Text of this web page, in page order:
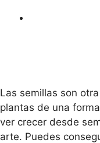
Las semillas son
plantas de una
ver crecer desde
arte. Puedes